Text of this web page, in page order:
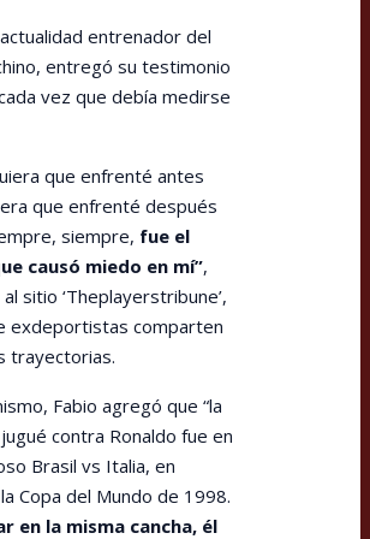
entrenador del
entregó su testimonio
vez que debía medirse
que enfrenté antes
que enfrenté después
siempre, fue el
causó miedo en mí”,
sitio ‘Theplayerstribune’,
exdeportistas comparten
trayectorias.
Fabio agregó que “la
contra Ronaldo fue en
Brasil vs Italia, en
Copa del Mundo de 1998.
en la misma cancha, él